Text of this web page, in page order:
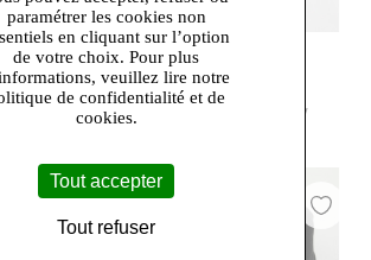
€
- T-shirt
72,50 €
American Vintage
Chemise homme Vylow
Dernières Chances
paramétrer les cookies non
en cliquant sur l’option
de votre choix. Pour plus
veuillez lire notre
de confidentialité et de
cookies.
Tout accepter
Tout refuser